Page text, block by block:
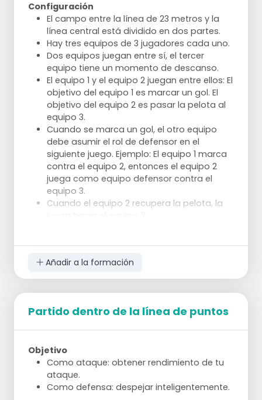
Configuración
El campo entre la línea de 23 metros y la
línea central está dividido en dos partes.
Hay tres equipos de 3 jugadores cada uno.
Dos equipos juegan entre sí, el tercer
equipo tiene un momento de descanso.
El equipo 1 y el equipo 2 juegan entre ellos: El
objetivo del equipo 1 es marcar un gol. El
objetivo del equipo 2 es pasar la pelota al
equipo 3.
Cuando se marca un gol, el otro equipo
debe asumir el rol de defensor en el
siguiente juego. Ejemplo: El equipo 1 marca
contra el equipo 2, entonces el equipo 2
juega como equipo defensor contra el
equipo 3.
Cuando el equipo 2 recupera la pelota, la
equipo 2 toma el lugar del equipo 3 y
espera el juego entre el equipo 3 y el equipo
Variaciones
El campo puede hacerse más estrecho.
Puntos de Atención
El juego debe continuar tanto como sea
Añadir a la formación
Partido dentro de la línea de puntos
Objetivo
Como ataque: obtener rendimiento de tu
ataque.
Como defensa: despejar inteligentemente.